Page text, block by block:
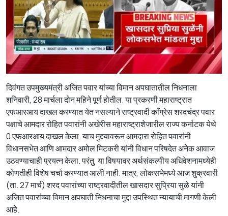
दिवंगत उपमुख्यमंत्री अजित पवार यांच्या विमान अपघातातील निधनाला
शनिवारी, 28 मार्चला दोन महिने पूर्ण होतील. या प्रकरणी महाराष्ट्रात
एफआरआय दाखल करण्यात येत नसल्याने राष्ट्रवादी काँग्रेस शरदचंद्र पवार
पक्षाचे आमदार रोहित पवारांनी अखेरीस महाराष्ट्राशेजारील राज्य कर्नाटक येथे
0 एफआरआय दाखल केला. याच मुद्द्यावरून आमदारा रोहित पवारांनी
विधानसभेत आणि आमदार अमोल मिटकरी यांनी विधान परिषदेत अनेक आवाज
उठवण्याचाही प्रयत्न केला. परंतु, या विषयावर अर्थसंकल्पीय अधिवेशनामध्येही
कोणतीही विशेष चर्चा करण्यात आली नाही. मात्र, लोकसभेमध्ये आज शुक्रवारी
(ता. 27 मार्च) शरद पवारांच्या राष्ट्रवादीतील खासदार सुप्रिया सुळे यांनी
अजित पवारांच्या विमान अपघाती निधनाचा मुद्दा उपस्थित न्यायाची मागणी केली
आहे.